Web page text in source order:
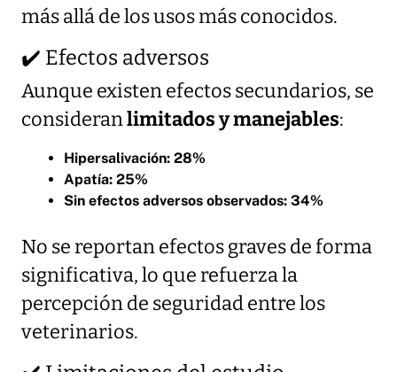
más allá de los usos más conocidos.
✔️ Efectos adversos
Aunque existen efectos secundarios, se
consideranlimitados y manejables:
Hipersalivación: 28%
Apatía: 25%
Sin efectos adversos observados: 34%
No se reportan efectos graves de forma
significativa, lo que refuerza la
percepción de seguridad entre los
veterinarios.